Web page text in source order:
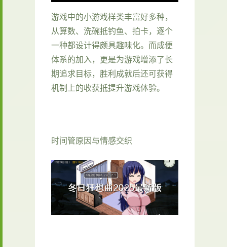
游戏中的小游戏样类丰富好多种，
从算数、洗碗抵钓鱼、拍卡，逐个
一种都设计得颇具趣味化。而​​成便
体系的加入​​，更是为游戏增添了长
期追求目标，胜利成就后还可获得
机制上的收获抵提升游戏体验。
时间管原因与情感交织